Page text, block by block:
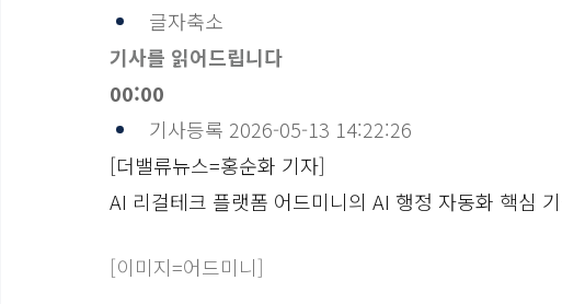
글자축소
기사를 읽어드립니다
00:00
기사등록 2026-05-13 14:22:26
[더밸류뉴스=홍순화 기자]
AI 리걸테크 플랫폼 어드미니의 AI 행정 자동화 핵심
[이미지=어드미니]